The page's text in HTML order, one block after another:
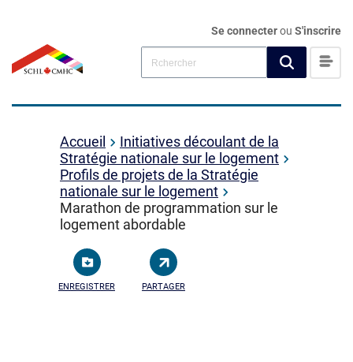
Se connecterou S'inscrire
Accueil
Initiatives découlant de la
Stratégie nationale sur le logement
Profils de projets de la Stratégie
nationale sur le logement
Marathon de programmation sur le
logement abordable
ENREGISTRER PARTAGER